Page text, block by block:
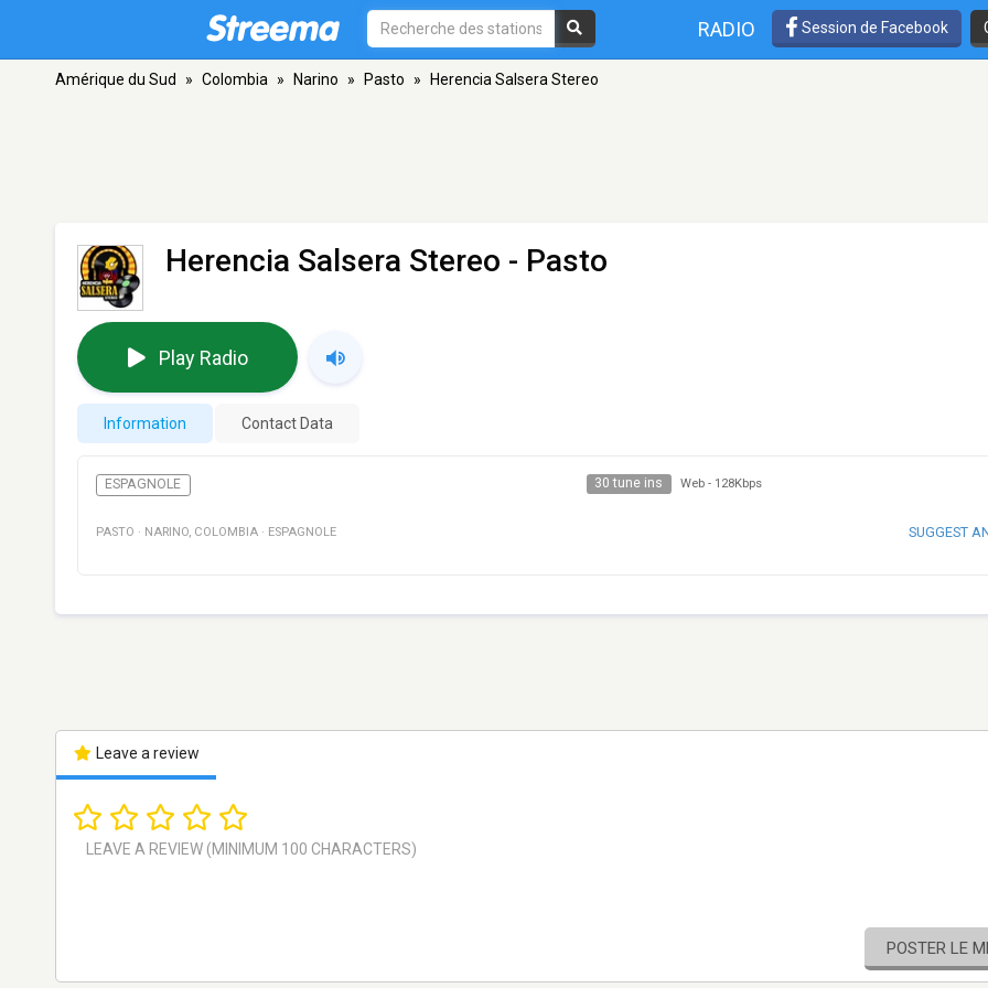
RADIO Session de Facebook
Amérique du Sud » Colombia » Narino » Pasto » Herencia Salsera Stereo
Herencia Salsera Stereo - Pasto
Play Radio
Information Contact Data
ESPAGNOLE 30 tune ins Web - 128Kbps
PASTO · NARINO, COLOMBIA · ESPAGNOLE SUGGEST
Leave a review
POSTER LE